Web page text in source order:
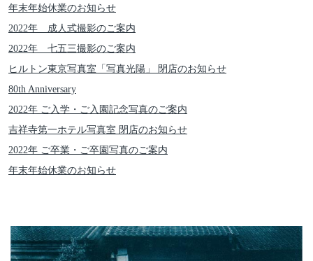
年末年始休業のお知らせ
2022年 成人式撮影のご案内
2022年 七五三撮影のご案内
ヒルトン東京写真室「写真光陽」 閉店のお知らせ
80th Anniversary
2022年 ご入学・ご入園記念写真のご案内
吉祥寺第一ホテル写真室 閉店のお知らせ
2022年 ご卒業・ご卒園写真のご案内
年末年始休業のお知らせ